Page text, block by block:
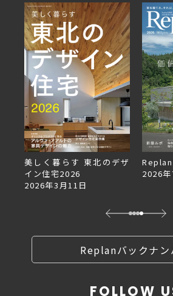
美しく暮らす 東北のデザ
イン住宅2026
2026年3月11日
2026
Replanバックナン
FOLLOW